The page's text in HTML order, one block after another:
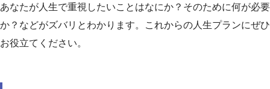
あなたが人生で重視したいことはなにか？そのために何が必要
か？などがズバリとわかります。これからの人生プランにぜひ
お役立てください。